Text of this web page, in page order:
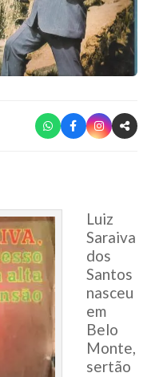
Luiz
Saraiva
dos
Santos
nasceu
em
Belo
Monte,
sertão